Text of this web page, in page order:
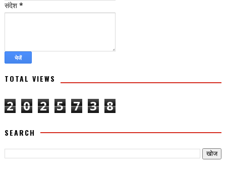
संदेश *
TOTAL VIEWS
2 0 2 5 7 3 8
SEARCH